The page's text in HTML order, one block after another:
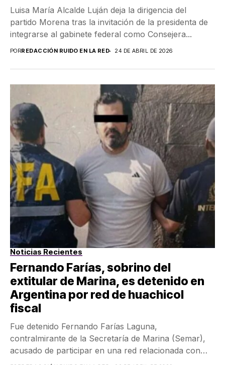
Luisa María Alcalde Luján deja la dirigencia del
partido Morena tras la invitación de la presidenta de
integrarse al gabinete federal como Consejera...
PORREDACCIÓN RUIDO EN LA RED 24 DE ABRIL DE 2026
Noticias Recientes
Fernando Farías, sobrino del
extitular de Marina, es detenido en
Argentina por red de huachicol
fiscal
Fue detenido Fernando Farías Laguna,
contralmirante de la Secretaría de Marina (Semar),
acusado de participar en una red relacionada con
actos de corrupción...